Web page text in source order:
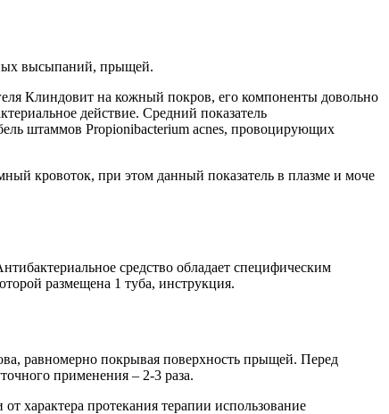
высыпаний, прыщей.
Клиндовит на кожный покров, его компоненты довольно
действие. Средний показатель
штаммов Propionibacterium acnes, провоцирующих
кровоток, при этом данный показатель в плазме и моче
средство обладает специфическим
размещена 1 туба, инструкция.
равномерно покрывая поверхность прыщей. Перед
применения – 2-3 раза.
характера протекания терапии использование